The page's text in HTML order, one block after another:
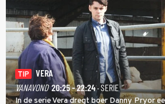
TIP
VERA
VANAVOND 20:25 - 22:24· SERIE
In de serie Vera dregt boer Danny Pryor